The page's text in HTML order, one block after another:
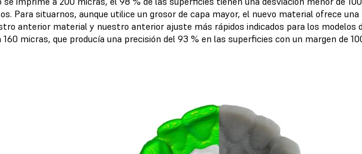
Para situarnos, aunque utilice un grosor de capa mayor, el nuevo material ofrece
anterior material y nuestro anterior ajuste más rápidos indicados para los modelos
160 micras, que producía una precisión del 93 % en las superficies con un margen de